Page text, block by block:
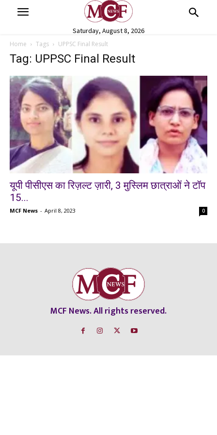
Saturday, August 8, 2026
Home Tags UPPSC Final Result
Tag: UPPSC Final Result
यूपी पीसीएस का रिज़ल्ट ज़ारी, 3 मुस्लिम छात्राओं ने टॉप
15...
MCF News - April 8, 2023 0
MCF News. All rights reserved.